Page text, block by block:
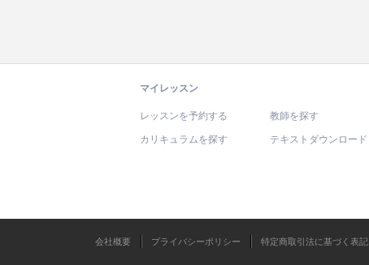
マイレッスン
レッスンを予約する 教師を探す
カリキュラムを探す テキストダウンロード
会社概要 プライバシーポリシー 特定商取引法に基づく表記